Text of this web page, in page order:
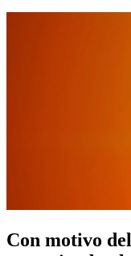
Con motivo